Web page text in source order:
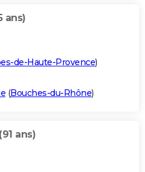
ans)
de-Haute-Provence)
(Bouches-du-Rhône)
(91 ans)